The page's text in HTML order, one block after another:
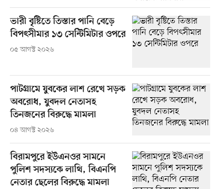
ভারী বৃষ্টিতে তিস্তার পানি বেড়ে
বিপৎসীমার ১৩ সেন্টিমিটার ওপরে
০৫ আগস্ট ২০২৬
পাটগ্রামে যুবকের লাশ রেখে সড়ক
অবরোধ, যুবদল নেতাসহ
তিনজনের বিরুদ্ধে মামলা
০৪ আগস্ট ২০২৬
বিরামপুরে ইউএনওর সামনে
পুলিশ সদস্যকে লাথি, বিএনপি
নেতার ছেলের বিরুদ্ধে মামলা